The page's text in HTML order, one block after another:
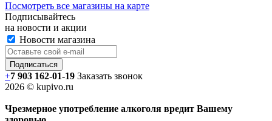
Посмотреть все магазины на карте
Подписывайтесь
на новости и акции
Новости магазина
+7 903 162-01-19 Заказать звонок
2026 © kupivo.ru
Чрезмерное употребление алкоголя вредит Вашему